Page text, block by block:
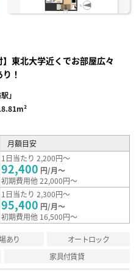
】東北大学近くでお部屋広々
！
」
月額目安
1日当たり 2,200円～
92,400 円/月～
初期費用他 22,000円～
1日当たり 2,300円～
95,400 円/月～
初期費用他 16,500円～
あり
オートロック
家具付賃貸